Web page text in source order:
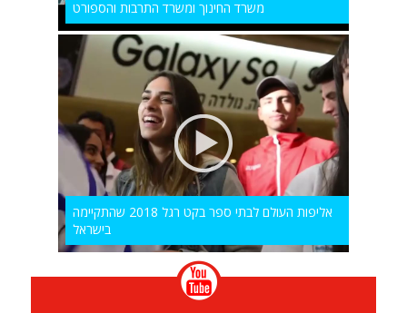
משרד החינוך ומשרד התרבות והספורט
אליפות העולם לבתי ספר בקט רגל 2018 שהתקיימה
בישראל